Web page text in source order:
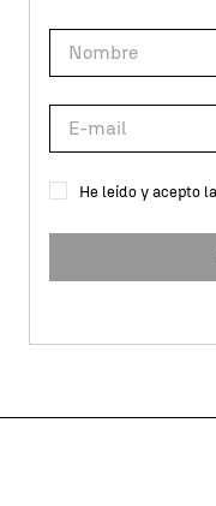
He leído y acepto la